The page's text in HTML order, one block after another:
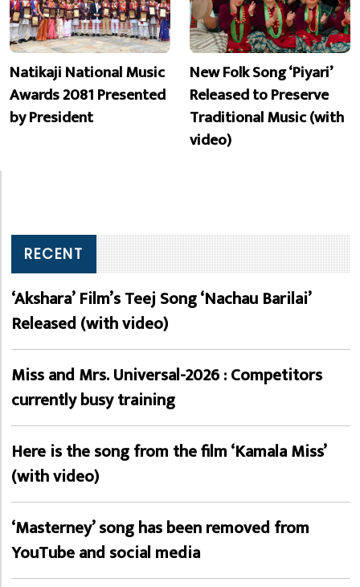
Natikaji National Music
Awards 2081 Presented
by President
New Folk Song ‘Piyari’
Released to Preserve
Traditional Music (with
video)
RECENT
‘Akshara’ Film’s Teej Song ‘Nachau Barilai’
Released (with video)
Miss and Mrs. Universal-2026 : Competitors
currently busy training
Here is the song from the film ‘Kamala Miss’
(with video)
‘Masterney’ song has been removed from
YouTube and social media